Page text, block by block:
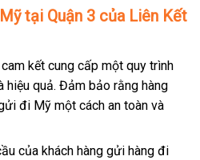
tại Quận 3 của Liên Kết
kết cung cấp một quy trình
hiệu quả. Đảm bảo rằng hàng
đi Mỹ một cách an toàn và
của khách hàng gửi hàng đi